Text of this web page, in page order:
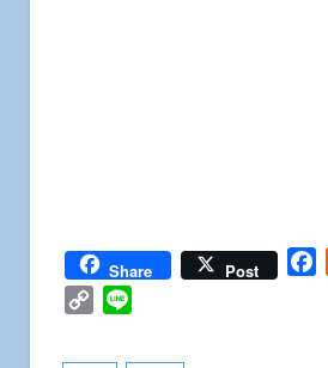
Share Post
Copy